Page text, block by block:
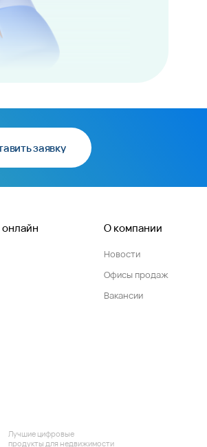
заявку
О компании
Новости
Офисы продаж
Вакансии
Лучшие цифровые
продукты для недвижимости